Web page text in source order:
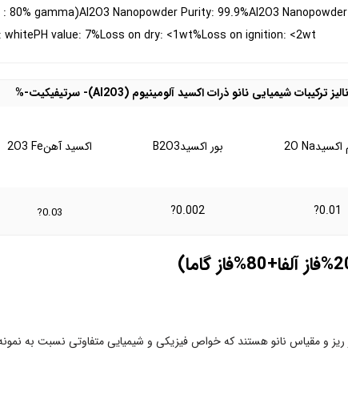
80% gamma)Al2O3 Nanopowder Purity: 99.9%Al2O3
whitePH value: 7%Loss on dry: <1wt%Loss on ignition: <2wt
ترکیبات شیمیایی نانو ذرات اکسید آلومینیوم(Al2O3)
- سرتیفیکیت-%
اکسید2O Na بور اکسیدB2O3 اکسید آهن2O3 Fe
0.01?
0.002?
0.03?
ریز و مقیاس نانو هستند که خواص فیزیکی و شیمیایی متفاوتی نسبت به